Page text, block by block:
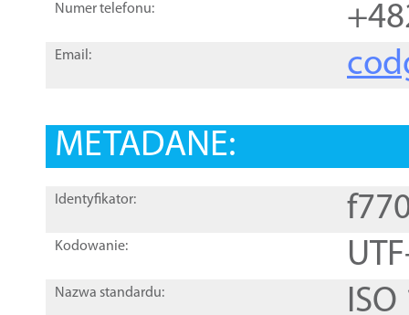
Numer telefonu:
Email:
METADANE:
Identyfikator:
Kodowanie:
Nazwa standardu: